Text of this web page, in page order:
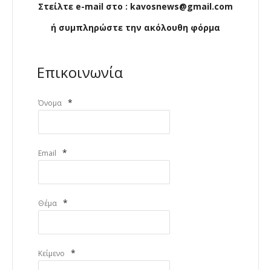
Στείλτε e-mail στο : kavosnews@gmail.com
ή συμπληρώστε την ακόλουθη φόρμα
Επικοινωνία
Όνομα *
Email *
Θέμα *
Κείμενο *